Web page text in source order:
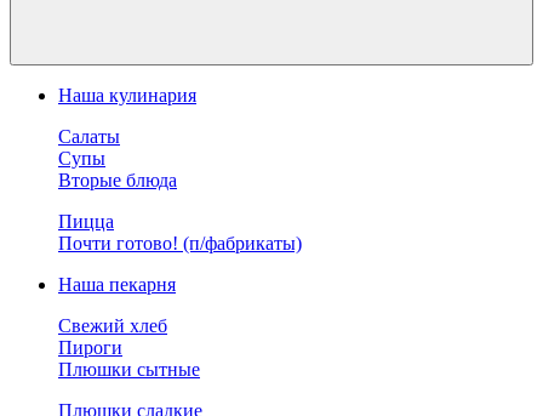
Наша кулинария
Салаты
Супы
Вторые блюда
Пицца
Почти готово! (п/фабрикаты)
Наша пекарня
Свежий хлеб
Пироги
Плюшки сытные
Плюшки сладкие